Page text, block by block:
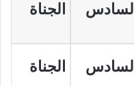
السادس الجناة
السادس الجناة